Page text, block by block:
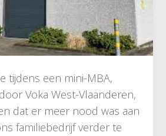
tijdens een mini-MBA,
Voka West-Vlaanderen,
dat er meer nood was aan
familiebedrijf verder te